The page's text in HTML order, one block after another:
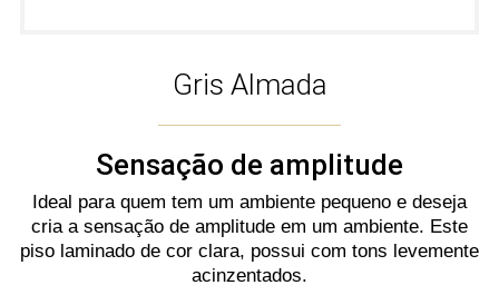
Gris Almada
Sensação de amplitude
Ideal para quem tem um ambiente pequeno e deseja
cria a sensação de amplitude em um ambiente. Este
piso laminado de cor clara, possui com tons levemente
acinzentados.